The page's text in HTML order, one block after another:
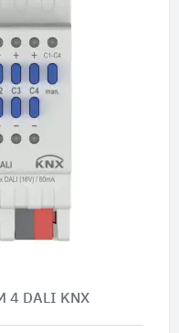
4 DALI KNX